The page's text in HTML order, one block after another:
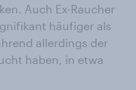
Auch Ex-Raucher
häufiger als
allerdings der
haben, in etwa